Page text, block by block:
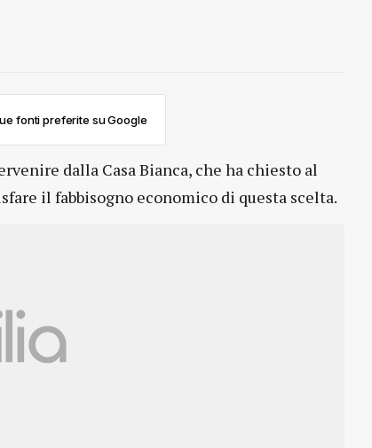
fonti preferite su Google
dalla Casa Bianca, che ha chiesto al
il fabbisogno economico di questa scelta.